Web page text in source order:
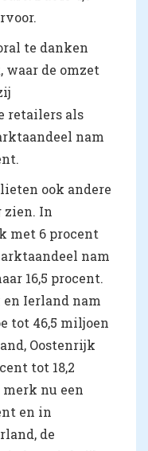
te danken
waar de omzet
retailers als
nam
ook andere
zien. In
met 6 procent
nam
16,5 procent.
Ierland nam
tot 46,5 miljoen
Oostenrijk
tot 18,2
nu een
en in
de